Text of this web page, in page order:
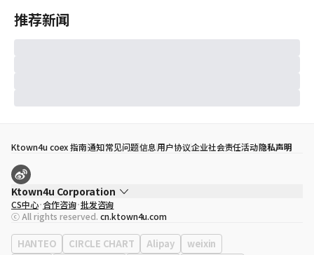
推荐新闻
Ktown4u coex 指南通知常见问题信息用户协议企业社会责任活动隐私声明
Ktown4u Corporation
代表
宋効珉
营业执照 120-87-71116
公司地址 首尔特别市 江南区 岭东大路 513号 3楼 （三成洞， coex)
CS中心 合作咨询 批发咨询
ⓒ All rights reserved. cn.ktown4u.com
HANTEO CIRCLE CHART Alipay weixin